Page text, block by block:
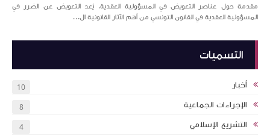
مقدمة حول عناصر التعويض في المسؤولية العقدية. يُعد التعويض عن الضرر في
المسؤولية العقدية في القانون التونسي من أهم الآثار القانونية ال...
التسميات
أخبار 10
الإجراءات الجماعية 8
التشريع الإسلامي 4